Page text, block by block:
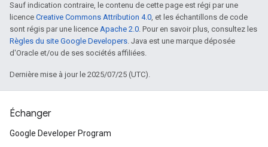
Sauf indication contraire, le contenu de cette page est régi par une
licence Creative Commons Attribution 4.0, et les échantillons de code
sont régis par une licence Apache 2.0. Pour en savoir plus, consultez les
Règles du site Google Developers. Java est une marque déposée
d'Oracle et/ou de ses sociétés affiliées.
Dernière mise à jour le 2025/07/25 (UTC).
Échanger
Google Developer Program